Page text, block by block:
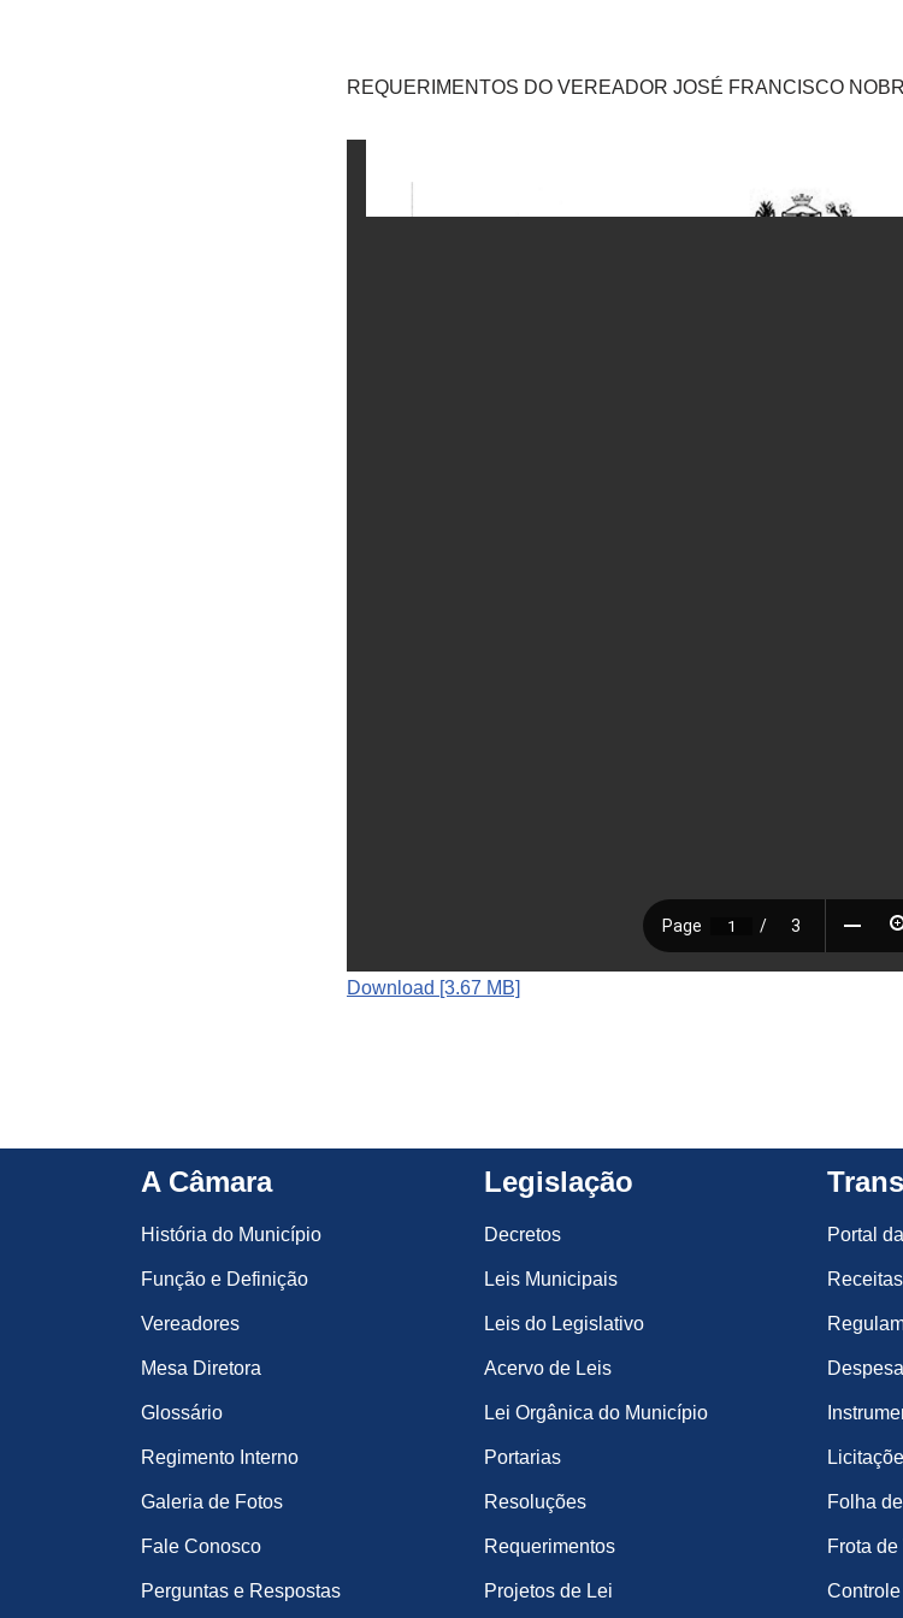
REQUERIMENTOS DO VEREADOR JOSÉ FRANCISCO
Download [3.67 MB]
A Câmara
História do Município
Função e Definição
Vereadores
Mesa Diretora
Glossário
Regimento Interno
Galeria de Fotos
Fale Conosco
Perguntas e Respostas
Legislação
Decretos
Leis Municipais
Leis do Legislativo
Acervo de Leis
Lei Orgânica do Município
Portarias
Resoluções
Requerimentos
Projetos de Lei
Portal
Receitas
Folha
Frota